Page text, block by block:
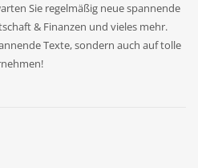
Sie regelmäßig neue spannende
& Finanzen und vieles mehr.
Texte, sondern auch auf tolle